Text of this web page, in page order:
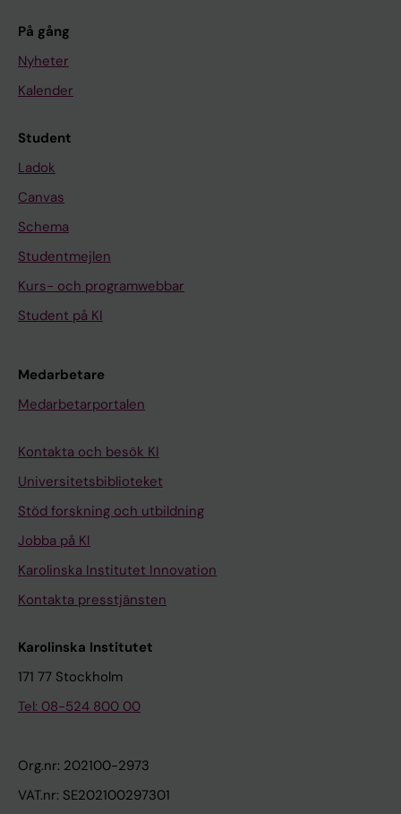
På gång
Nyheter
Kalender
Student
Ladok
Canvas
Schema
Studentmejlen
Kurs- och programwebbar
Student på KI
Medarbetare
Medarbetarportalen
Kontakta och besök KI
Universitetsbiblioteket
Stöd forskning och utbildning
Jobba på KI
Karolinska Institutet Innovation
Kontakta presstjänsten
Karolinska Institutet
171 77 Stockholm
Tel: 08-524 800 00
Org.nr: 202100-2973
VAT.nr: SE202100297301